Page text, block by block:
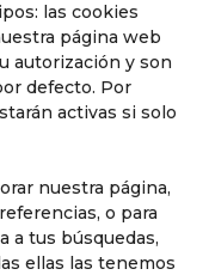
las cookies
página web
autorización y son
defecto. Por
activas si solo
nuestra página,
o para
a tus búsquedas,
ellas las tenemos